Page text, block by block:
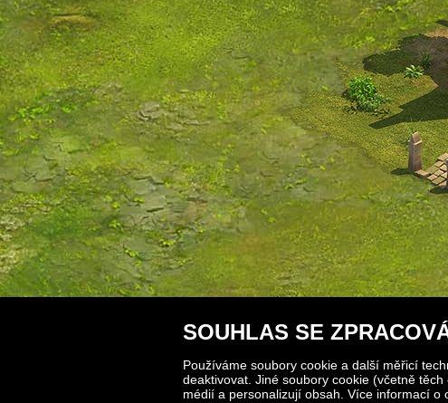
SOUHLAS SE
Používáme soubory cookie a další měřicí
deaktivovat. Jiné soubory cookie (včetně
médií a personalizují obsah. Více informací